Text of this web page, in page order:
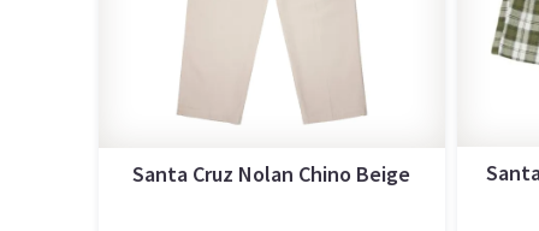
Santa Cruz Nolan Chino Beige